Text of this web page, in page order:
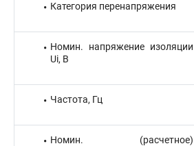
Категория перенапряжения
Номин. напряжение изоляции
Ui, В
Частота, Гц
Номин. (расчетное)